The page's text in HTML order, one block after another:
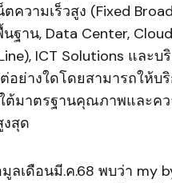
ตความเร็วสูง (Fixed
ฐาน, Data Center,
ICT Solutions และ
อย่างใดโดยสามารถให้บ
ต้มาตรฐานคุณภาพและค
สุด
ลเดือนมี.ค.68 พบว่า my